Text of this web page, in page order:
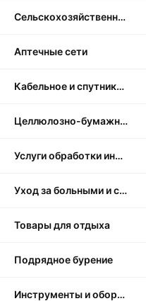
Сельскохозяйственные продукты и помол зерна
Аптечные сети
Кабельное и спутниковое телевидение
Целлюлозно-бумажная промышленность
Услуги обработки информации
Уход за больными и санитарное обслуживание
Товары для отдыха
Подрядное бурение
Инструменты и оборудование